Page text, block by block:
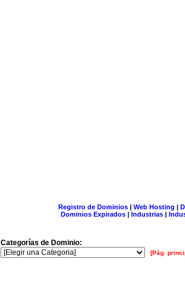
Registro de Dominios| Web Hosting |
Dominios Expirados | Industrias |
Categorías de Dominio:
[Pág.